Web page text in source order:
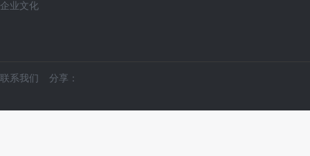
企业文化
联系我们 分享：